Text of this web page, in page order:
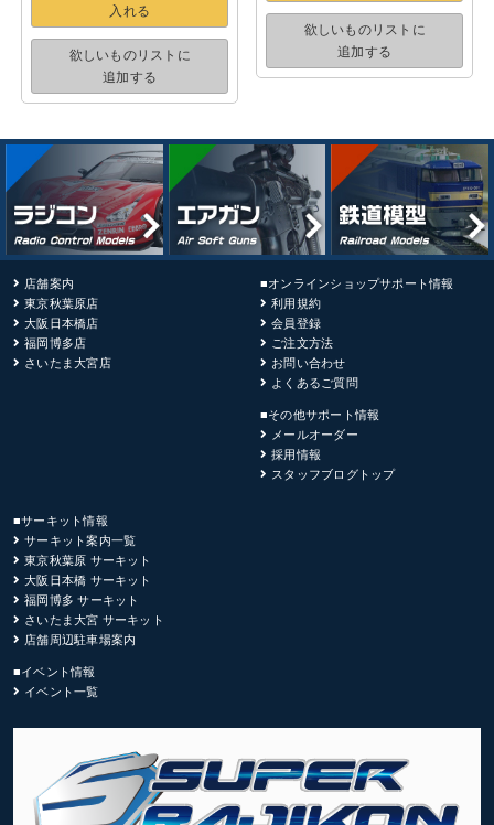
入れる
欲しいものリストに
追加する
欲しいものリストに
追加する
店舗案内
東京秋葉原店
大阪日本橋店
福岡博多店
さいたま大宮店
■オンラインショップサポート情報
利用規約
会員登録
ご注文方法
お問い合わせ
よくあるご質問
■その他サポート情報
メールオーダー
採用情報
スタッフブログトップ
■サーキット情報
サーキット案内一覧
東京秋葉原 サーキット
大阪日本橋 サーキット
福岡博多 サーキット
さいたま大宮 サーキット
店舗周辺駐車場案内
■イベント情報
イベント一覧